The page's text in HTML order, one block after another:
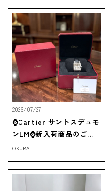
2026/07/27
⌚Cartier サントスデュモ
ンLM⌚新入荷商品のご紹
介‼
OKURA